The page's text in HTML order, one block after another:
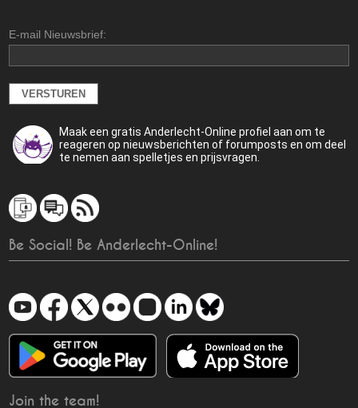
E-mail Nieuwsbrief:
Maak een gratis Anderlecht-Online profiel aan om te
reageren op nieuwsberichten of forumposts en om deel
te nemen aan spelletjes en prijsvragen.
Be Social! Be Anderlecht-Online!
Join the team!